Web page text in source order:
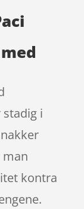
stadig i
kontra